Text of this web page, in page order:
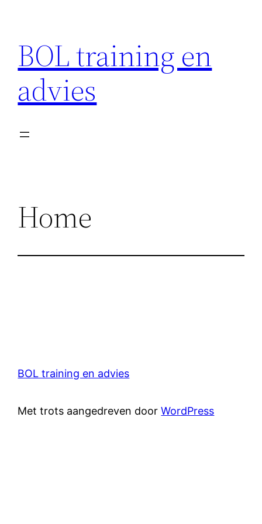
inhoud
BOL training en
advies
Home
BOL training en advies
Met trots aangedreven doorWordPress